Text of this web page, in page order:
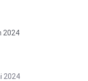
2024
2024